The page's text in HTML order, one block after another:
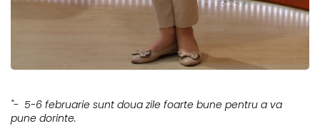
"- 5-6 februarie sunt doua zile foarte bune pentru a va
pune dorinte.